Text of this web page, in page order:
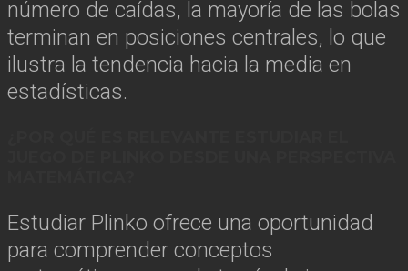
número de caídas, la mayoría de las bolas
terminan en posiciones centrales, lo que
ilustra la tendencia hacia la media en
estadísticas.
Estudiar Plinko ofrece una oportunidad
para comprender conceptos